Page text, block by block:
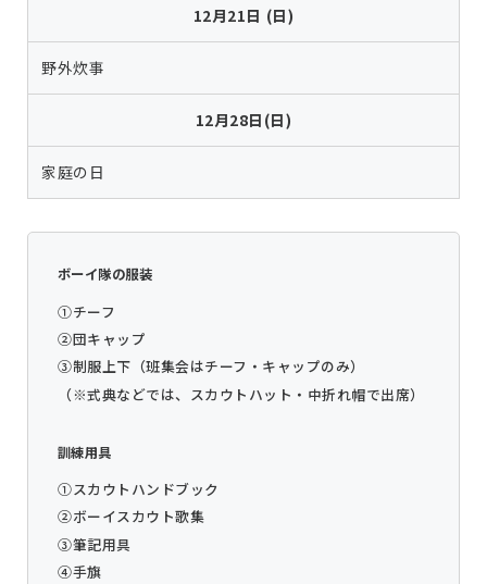
12月21日 (日)
野外炊事
12月28日(日)
家庭の日
ボーイ隊の服装
①チーフ
②団キャップ
③制服上下（班集会はチーフ・キャップのみ）
（※式典などでは、スカウトハット・中折れ帽で出席）
訓練用具
①スカウトハンドブック
②ボーイスカウト歌集
③筆記用具
④手旗